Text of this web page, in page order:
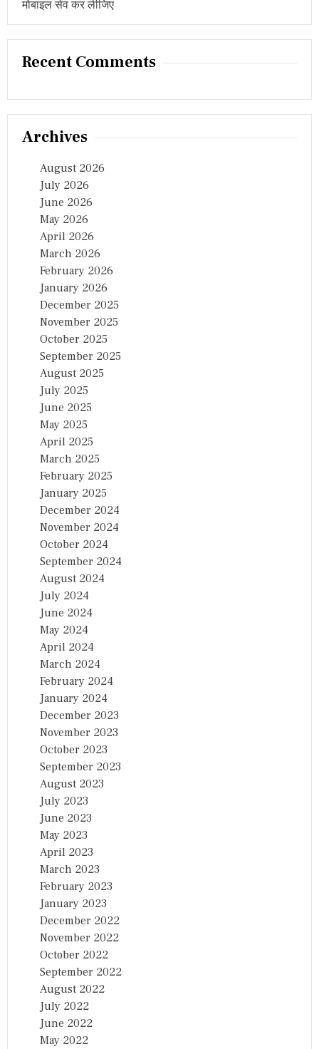
मोबाइल सेव कर लीजिए
Recent Comments
Archives
August 2026
July 2026
June 2026
May 2026
April 2026
March 2026
February 2026
January 2026
December 2025
November 2025
October 2025
September 2025
August 2025
July 2025
June 2025
May 2025
April 2025
March 2025
February 2025
January 2025
December 2024
November 2024
October 2024
September 2024
August 2024
July 2024
June 2024
May 2024
April 2024
March 2024
February 2024
January 2024
December 2023
November 2023
October 2023
September 2023
August 2023
July 2023
June 2023
May 2023
April 2023
March 2023
February 2023
January 2023
December 2022
November 2022
October 2022
September 2022
August 2022
July 2022
June 2022
May 2022